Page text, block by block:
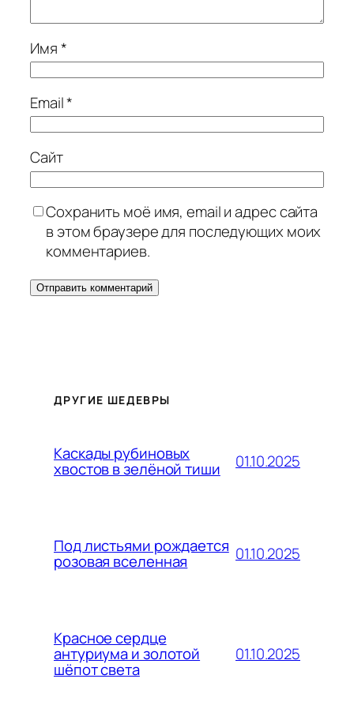
Имя*
Email*
Сайт
Сохранить моё имя, email и адрес сайта
в этом браузере для последующих моих
комментариев.
ДРУГИЕ ШЕДЕВРЫ
Каскады рубиновых
хвостов в зелёной тиши 01.10.2025
Под листьями рождается
розовая вселенная 01.10.2025
Красное сердце
антуриума и золотой
шёпот света
01.10.2025